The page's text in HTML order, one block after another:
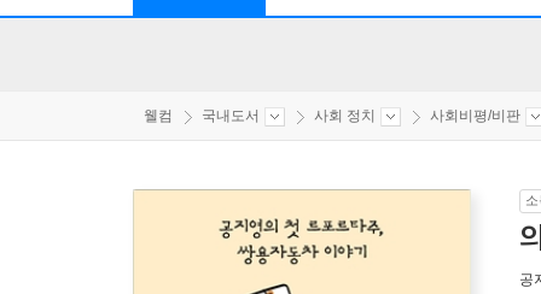
웰컴 국내도서 사회 정치 사회비평/비판
공